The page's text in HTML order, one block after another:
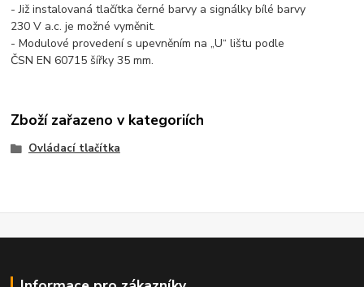
- Již instalovaná tlačítka černé barvy a signálky bílé barvy
230 V a.c. je možné vyměnit.
- Modulové provedení s upevněním na „U“ lištu podle
ČSN EN 60715 šířky 35 mm.
Zboží zařazeno v kategoriích
Ovládací tlačítka